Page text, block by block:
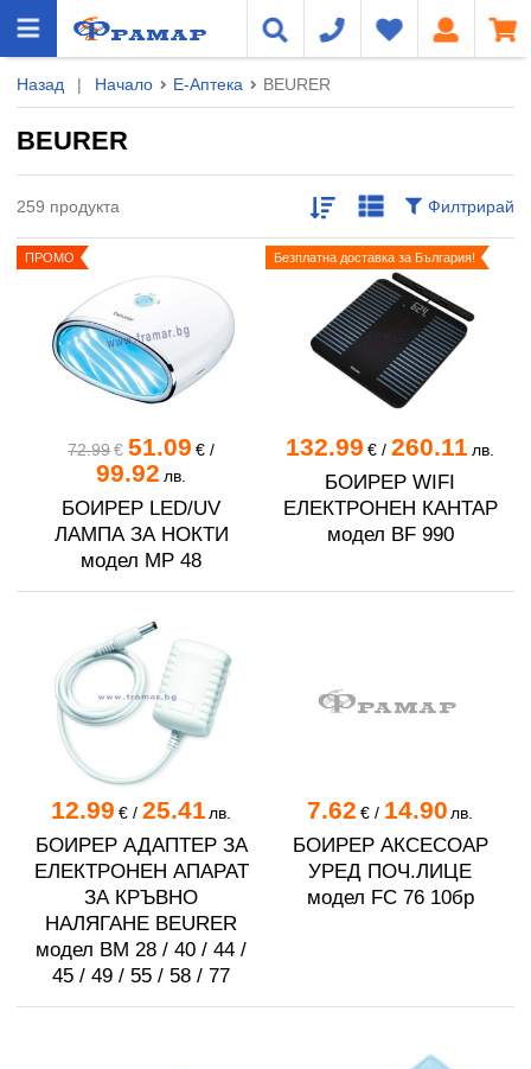
Назад | Начало Е-Аптека BEURER
BEURER
259 продукта Филтрирай
72.99€ 51.09 €/
99.92 лв.
БОИРЕР LED/UV
ЛАМПА ЗА НОКТИ
модел MP 48
ПРОМО
132.99 € / 260.11лв.
БОИРЕР WIFI
ЕЛЕКТРОНЕН КАНТАР
модел BF 990
Безплатна доставка за България!
12.99 €/ 25.41лв.
БОИРЕР АДАПТЕР ЗА
ЕЛЕКТРОНЕН АПАРАТ
ЗА КРЪВНО
НАЛЯГАНЕ BEURER
модел BM 28 / 40 / 44 /
45 / 49 / 55 / 58 / 77
7.62 €/ 14.90 лв.
БОИРЕР АКСЕСОАР
УРЕД ПОЧ.ЛИЦЕ
модел FC 76 10бр